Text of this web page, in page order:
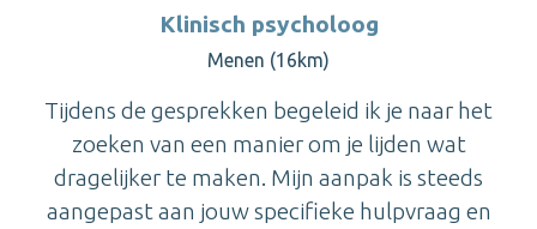
Klinisch psycholoog
Menen (16km)
Tijdens de gesprekken begeleid ik je naar het
zoeken van een manier om je lijden wat
dragelijker te maken. Mijn aanpak is steeds
aangepast aan jouw specifieke hulpvraag en